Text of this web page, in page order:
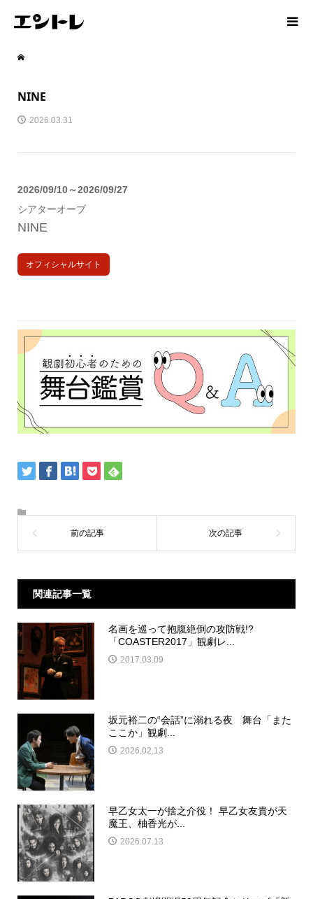
NINE
2026.03.31
2026/09/10～2026/09/27
シアターオーブ
NINE
オフィシャルサイト
関連記事一覧
名画を巡って抱腹絶倒の攻防戦!?
「COASTER2017」観劇レ...
2017.03.09
坂元裕二の“会話”に溺れる夜 舞台「また
ここか」観劇...
2026.02.13
早乙女太一が捨之介役！ 早乙女友貴が天
魔王、柚香光が...
2026.07.13